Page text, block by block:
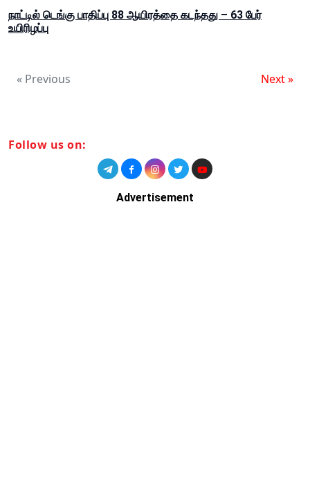
நாட்டில் டெங்கு பாதிப்பு 88 ஆயிரத்தை கடந்தது – 63 பேர்
உயிரிழப்பு
« Previous Next »
Follow us on:
Advertisement